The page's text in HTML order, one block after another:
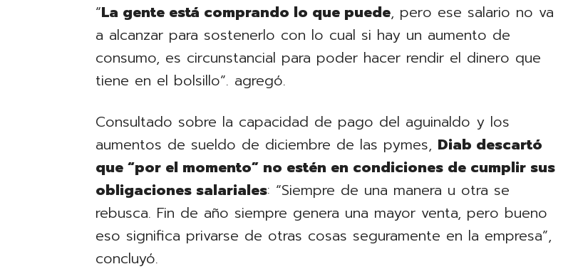
“La gente está comprando lo que puede, pero ese salario no va
a alcanzar para sostenerlo con lo cual si hay un aumento de
consumo, es circunstancial para poder hacer rendir el dinero que
tiene en el bolsillo”. agregó.
Consultado sobre la capacidad de pago del aguinaldo y los
aumentos de sueldo de diciembre de las pymes, Diab descartó
que “por el momento” no estén en condiciones de cumplir sus
obligaciones salariales: “Siempre de una manera u otra se
rebusca. Fin de año siempre genera una mayor venta, pero bueno
eso significa privarse de otras cosas seguramente en la empresa”,
concluyó.